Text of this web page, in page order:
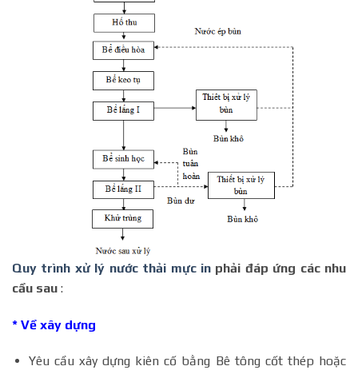
Quy trình xử lý nước thải mực inphải đáp ứng các nhu
cầu sau :
* Về xây dựng
Yêu cầu xây dựng kiên cố bằng Bê tông cốt thép hoặc